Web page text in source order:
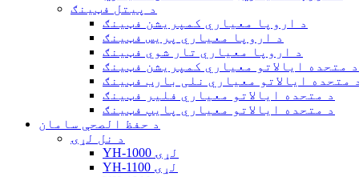
د پیتل فټینګ
د اروپا معیاري کمپریشن فټینګ
د اروپا معیاري پریس فټینګ
د اروپا معیاري تار شوي فټینګ
د متحده ایالاتو معیاري کمپریشن فټینګ
د متحده ایالاتو معیاري نلی بارب فټینګ
د متحده ایالاتو معیاري فلیر فټینګ
د متحده ایالاتو معیاري پایپ فټینګ
د حفظ الصحې سامان
د نل لړۍ
YH-1000 لړۍ
YH-1100 لړۍ